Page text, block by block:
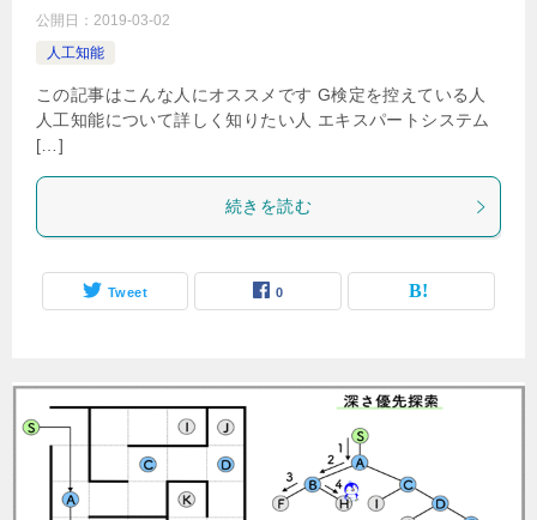
公開日： 2019-03-02
人工知能
この記事はこんな人にオススメです G検定を控えている人
人工知能について詳しく知りたい人 エキスパートシステム
[…]
続きを読む
Tweet 0